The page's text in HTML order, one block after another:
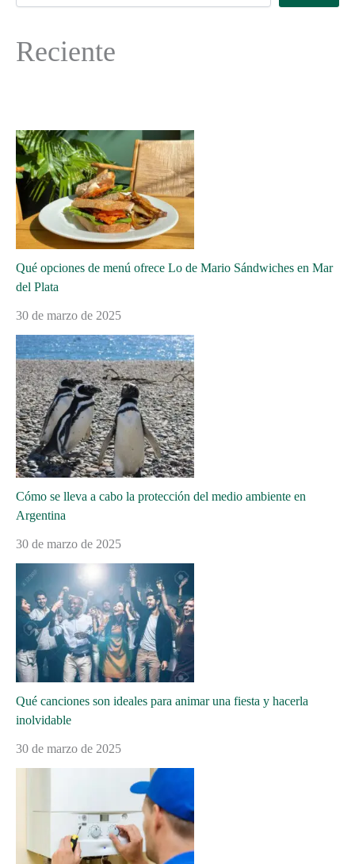
Reciente
Qué opciones de menú ofrece Lo de Mario Sándwiches en Mar
del Plata
30 de marzo de 2025
Cómo se lleva a cabo la protección del medio ambiente en
Argentina
30 de marzo de 2025
Qué canciones son ideales para animar una fiesta y hacerla
inolvidable
30 de marzo de 2025